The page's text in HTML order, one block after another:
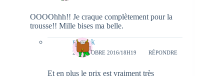
OOOOhhh!! Je craque complètement pour la
trousse!! Mille bises ma belle.
natieak
23 OCTOBRE 2016/18H19 RÉPONDRE
Et en plus le prix est vraiment très